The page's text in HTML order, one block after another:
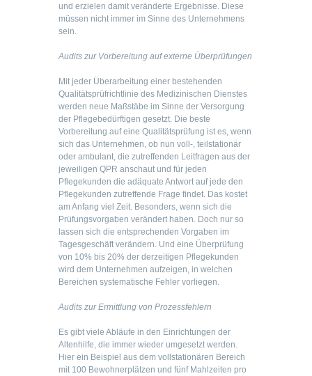
und erzielen damit veränderte Ergebnisse. Diese
müssen nicht immer im Sinne des Unternehmens
sein.
Audits zur Vorbereitung auf externe Überprüfungen
Mit jeder Überarbeitung einer bestehenden
Qualitätsprüfrichtlinie des Medizinischen Dienstes
werden neue Maßstäbe im Sinne der Versorgung
der Pflegebedürftigen gesetzt. Die beste
Vorbereitung auf eine Qualitätsprüfung ist es, wenn
sich das Unternehmen, ob nun voll-, teilstationär
oder ambulant, die zutreffenden Leitfragen aus der
jeweiligen QPR anschaut und für jeden
Pflegekunden die adäquate Antwort auf jede den
Pflegekunden zutreffende Frage findet. Das kostet
am Anfang viel Zeit. Besonders, wenn sich die
Prüfungsvorgaben verändert haben. Doch nur so
lassen sich die entsprechenden Vorgaben im
Tagesgeschäft verändern. Und eine Überprüfung
von 10% bis 20% der derzeitigen Pflegekunden
wird dem Unternehmen aufzeigen, in welchen
Bereichen systematische Fehler vorliegen.
Audits zur Ermittlung von Prozessfehlern
Es gibt viele Abläufe in den Einrichtungen der
Altenhilfe, die immer wieder umgesetzt werden.
Hier ein Beispiel aus dem vollstationären Bereich
mit 100 Bewohnerplätzen und fünf Mahlzeiten pro